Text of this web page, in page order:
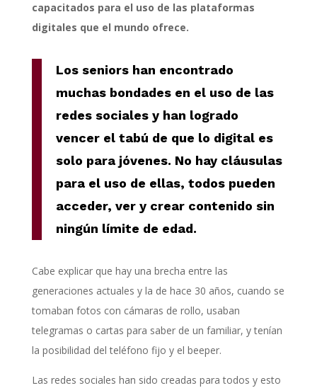
capacitados para el uso de las plataformas
digitales que el mundo ofrece.
Los seniors han encontrado
muchas bondades en el uso de las
redes sociales y han logrado
vencer el tabú de que lo digital es
solo para jóvenes. No hay cláusulas
para el uso de ellas, todos pueden
acceder, ver y crear contenido sin
ningún límite de edad.
Cabe explicar que hay una brecha entre las
generaciones actuales y la de hace 30 años, cuando se
tomaban fotos con cámaras de rollo, usaban
telegramas o cartas para saber de un familiar, y tenían
la posibilidad del teléfono fijo y el beeper.
Las redes sociales han sido creadas para todos y esto